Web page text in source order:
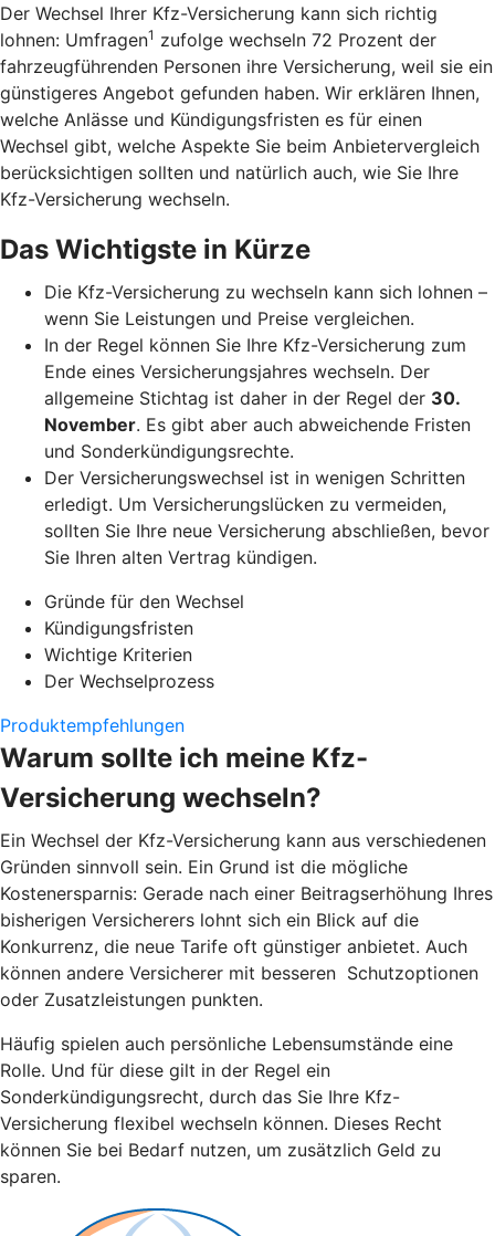
Der Wechsel Ihrer Kfz-Versicherung kann sich richtig
lohnen: Umfragen1 zufolge wechseln 72 Prozent der
fahrzeugführenden Personen ihre Versicherung, weil sie ein
günstigeres Angebot gefunden haben. Wir erklären Ihnen,
welche Anlässe und Kündigungsfristen es für einen
Wechsel gibt, welche Aspekte Sie beim Anbietervergleich
berücksichtigen sollten und natürlich auch, wie Sie Ihre
Kfz-Versicherung wechseln.
Das Wichtigste in Kürze
Die Kfz-Versicherung zu wechseln kann sich lohnen –
wenn Sie Leistungen und Preise vergleichen.
In der Regel können Sie Ihre Kfz-Versicherung zum
Ende eines Versicherungsjahres wechseln. Der
allgemeine Stichtag ist daher in der Regel der 30.
November. Es gibt aber auch abweichende Fristen
und Sonderkündigungsrechte.
Der Versicherungswechsel ist in wenigen Schritten
erledigt. Um Versicherungslücken zu vermeiden,
sollten Sie Ihre neue Versicherung abschließen, bevor
Sie Ihren alten Vertrag kündigen.
Gründe für den Wechsel
Kündigungsfristen
Wichtige Kriterien
Der Wechselprozess
Produktempfehlungen
Warum sollte ich meine Kfz-
Versicherung wechseln?
Ein Wechsel der Kfz-Versicherung kann aus verschiedenen
Gründen sinnvoll sein. Ein Grund ist die mögliche
Kostenersparnis: Gerade nach einer Beitragserhöhung Ihres
bisherigen Versicherers lohnt sich ein Blick auf die
Konkurrenz, die neue Tarife oft günstiger anbietet. Auch
können andere Versicherer mit besseren Schutzoptionen
oder Zusatzleistungen punkten.
Häufig spielen auch persönliche Lebensumstände eine
Rolle. Und für diese gilt in der Regel ein
Sonderkündigungsrecht, durch das Sie Ihre Kfz-
Versicherung flexibel wechseln können. Dieses Recht
können Sie bei Bedarf nutzen, um zusätzlich Geld zu
sparen.